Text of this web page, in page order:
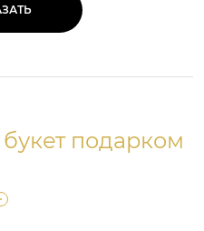
подарком